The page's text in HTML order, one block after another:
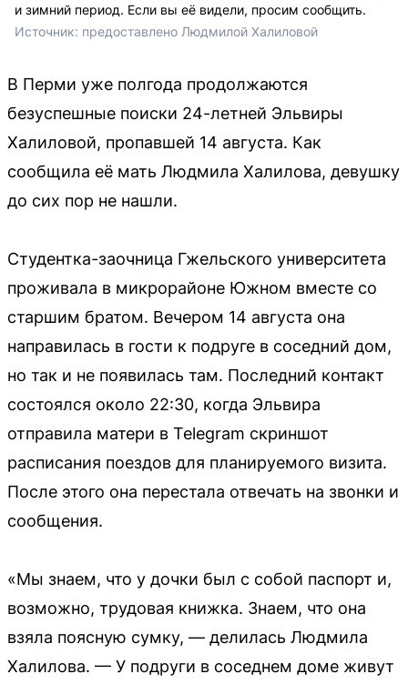
и зимний период. Если вы её видели, просим сообщить.
Источник: предоставлено Людмилой Халиловой
В Перми уже полгода продолжаются
безуспешные поиски 24-летней Эльвиры
Халиловой, пропавшей 14 августа. Как
сообщила её мать Людмила Халилова, девушку
до сих пор не нашли.
Студентка-заочница Гжельского университета
проживала в микрорайоне Южном вместе со
старшим братом. Вечером 14 августа она
направилась в гости к подруге в соседний дом,
но так и не появилась там. Последний контакт
состоялся около 22:30, когда Эльвира
отправила матери в Telegram скриншот
расписания поездов для планируемого визита.
После этого она перестала отвечать на звонки и
сообщения.
«Мы знаем, что у дочки был с собой паспорт и,
возможно, трудовая книжка. Знаем, что она
взяла поясную сумку, — делилась Людмила
Халилова. — У подруги в соседнем доме живут